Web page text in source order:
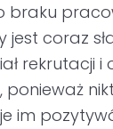
braku
jest coraz
rekrutacji
ponieważ
im